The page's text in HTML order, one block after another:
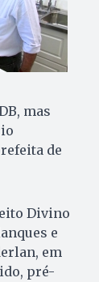
mas
de
Divino
e
em
pré-